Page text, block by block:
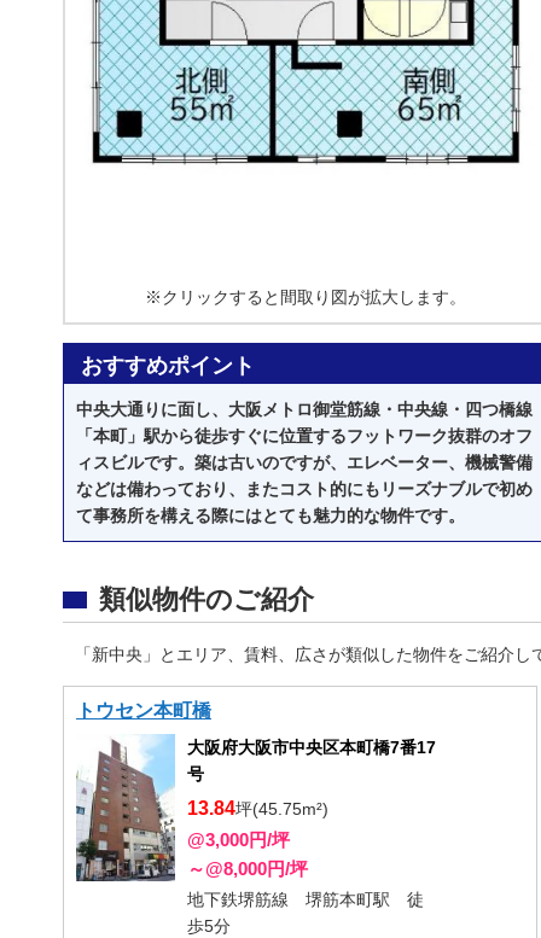
※クリックすると間取り図が拡大します。
おすすめポイント
中央大通りに面し、大阪メトロ御堂筋線・中央線・四つ橋線
「本町」駅から徒歩すぐに位置するフットワーク抜群のオフ
ィスビルです。築は古いのですが、エレベーター、機械警備
などは備わっており、またコスト的にもリーズナブルで初め
て事務所を構える際にはとても魅力的な物件です。
類似物件のご紹介
「新中央」とエリア、賃料、広さが類似した物件をご紹介し
トウセン本町橋
大阪府大阪市中央区本町橋7番17
号
13.84坪(45.75m²)
@3,000円/坪
～@8,000円/坪
地下鉄堺筋線 堺筋本町駅 徒
歩5分